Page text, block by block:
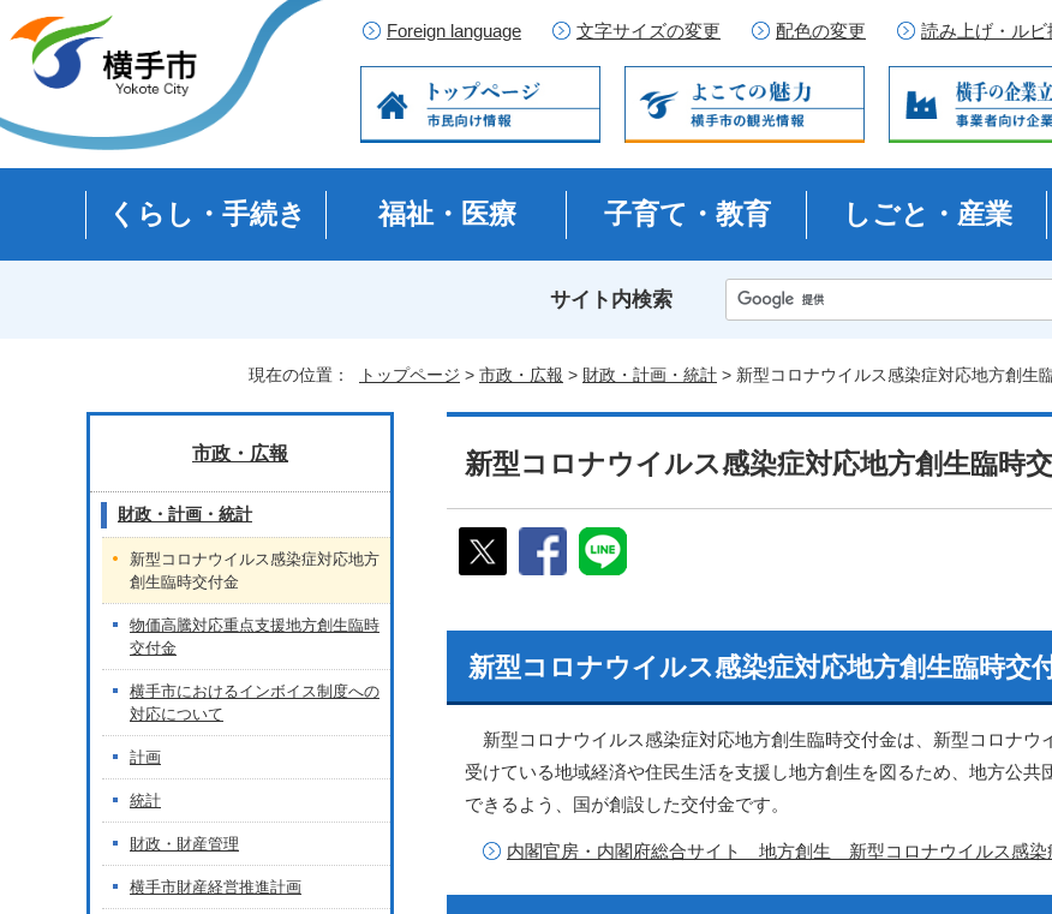
Foreign language 文字サイズの変更 配色の変更 読み上げ・ルビ
くらし・手続き 福祉・医療 子育て・教育 しごと・産業
サイト内検索
現在の位置： トップページ > 市政・広報 > 財政・計画・統計 > 新型コロナウイルス感染症対応地方創生
新型コロナウイルス感染症対応地方創生臨時
新型コロナウイルス感染症対応地方創生臨時交
新型コロナウイルス感染症対応地方創生臨時交付金は、新型コロナウ
受けている地域経済や住民生活を支援し地方創生を図るため、地方公
できるよう、国が創設した交付金です。
内閣官房・内閣府総合サイト 地方創生 新型コロナウイルス感染
市政・広報
財政・計画・統計
新型コロナウイルス感染症対応地方
創生臨時交付金
物価高騰対応重点支援地方創生臨時
交付金
横手市におけるインボイス制度への
対応について
計画
統計
財政・財産管理
横手市財産経営推進計画